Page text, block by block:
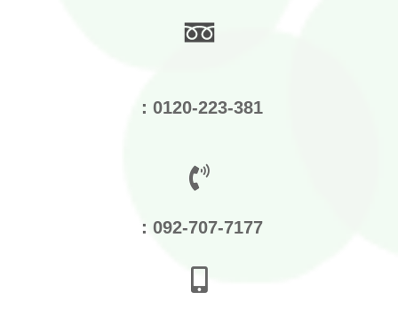
：0120-223-381
：092-707-7177